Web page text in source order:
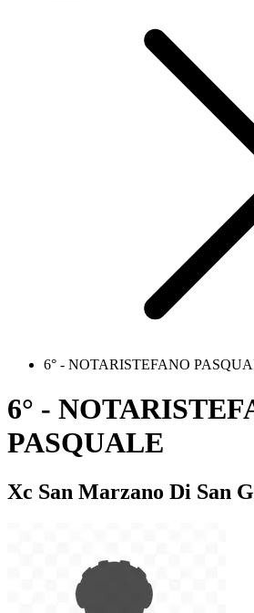
6° - NOTARISTEFANO
6° -
PASQUALE
Xc San Marzano Di San